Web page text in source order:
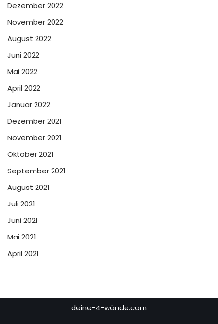
Dezember 2022
November 2022
August 2022
Juni 2022
Mai 2022
April 2022
Januar 2022
Dezember 2021
November 2021
Oktober 2021
September 2021
August 2021
Juli 2021
Juni 2021
Mai 2021
April 2021
deine-4-wände.com